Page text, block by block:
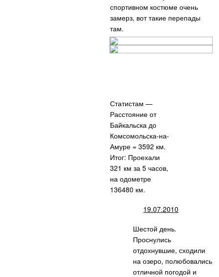
спортивном костюме очень
замерз, вот такие перепады
там.
Статистам —
Расстояние от
Байкальска до
Комсомольска-на-
Амуре = 3592 км.
Итог: Проехали
321 км за 5 часов,
на одометре
136480 км.
19.07.2010
Шестой день.
Проснулись
отдохнувшие, сходили
на озеро, полюбовались
отличной погодой и